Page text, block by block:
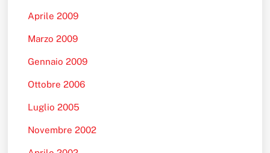
Aprile 2009
Marzo 2009
Gennaio 2009
Ottobre 2006
Luglio 2005
Novembre 2002